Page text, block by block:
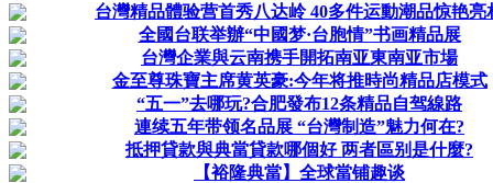
台灣精品體验营首秀八达岭 40多件运動潮品惊艳亮
全國台联举辦“中國梦·台胞情”书画精品展
台灣企業與云南携手開拓南亚東南亚市場
金至尊珠寶主席黄英豪:今年将推時尚精品店模式
“五一”去哪玩?合肥發布12条精品自驾線路
連续五年带领名品展 “台灣制造”魅力何在?
抵押貸款與典當貸款哪個好 两者區别是什麼?
【裕隆典當】全球當铺趣谈